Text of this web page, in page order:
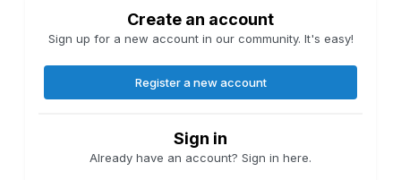
Create an account
Sign up for a new account in our community. It's easy!
Register a new account
Sign in
Already have an account? Sign in here.